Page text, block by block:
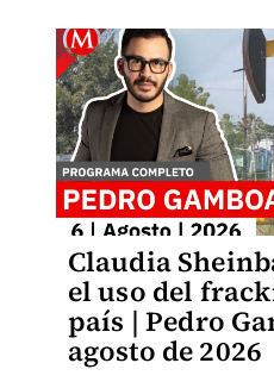
Claudia
el uso del
país | Pedro
agosto de 2026